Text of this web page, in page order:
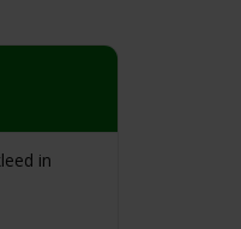
in